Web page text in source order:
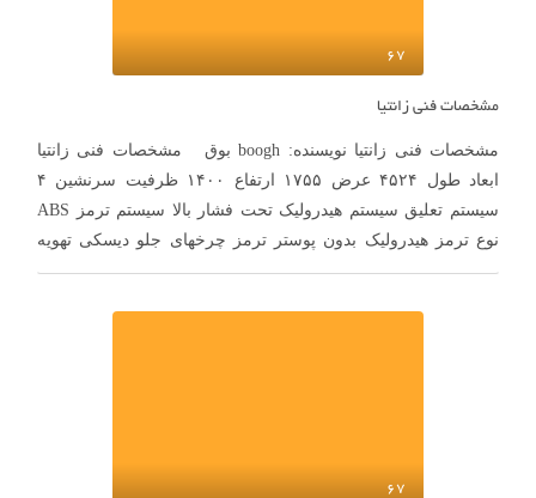
67
مشخصات فنی زانتیا
مشخصات فنی زانتیا نویسنده: boogh بوق مشخصات فنی زانتیا
ابعاد طول ۴۵۲۴ عرض ۱۷۵۵ ارتفاع ۱۴۰۰ ظرفيت سرنشين ۴
سيستم تعليق سیستم هیدرولیک تحت فشار بالا سیستم ترمز ABS
نوع ترمز هیدرولیک بدون پوستر ترمز چرخهای جلو دیسکی تهویه
شونده ترمز چرخهای عقب دیسکی ترمز دستی روی چرخهای جلو
67